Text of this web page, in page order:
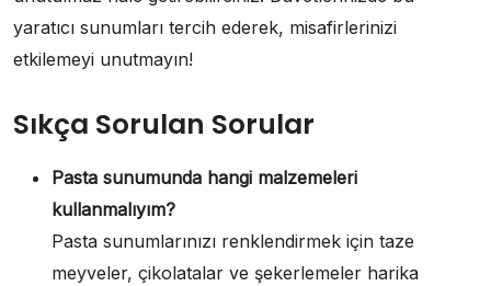
yaratıcı sunumları tercih ederek, misafirlerinizi
etkilemeyi unutmayın!
Sıkça Sorulan Sorular
Pasta sunumunda hangi malzemeleri
kullanmalıyım?
Pasta sunumlarınızı renklendirmek için taze
meyveler, çikolatalar ve şekerlemeler harika